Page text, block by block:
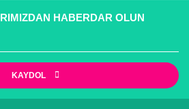
HABERDAR OLUN
KAYDOL